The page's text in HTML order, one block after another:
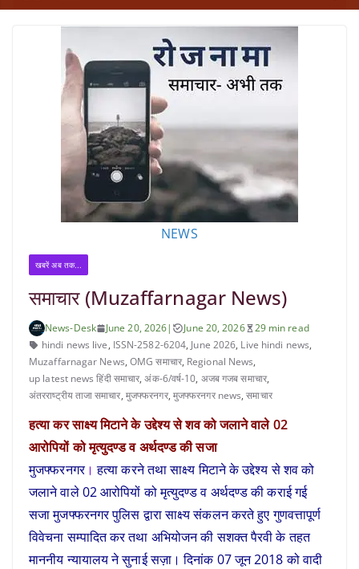
NEWS
खबरें अब तक...
समाचार (Muzaffarnagar News)
News-Desk June 20, 2026| June 20, 2026
29 min read
hindi news live, ISSN-2582-6204, June 2026, Live hindi news,
Muzaffarnagar News,OMG समाचार, Regional News,
up latest news हिंदी समाचार,अंक-6/वर्ष-10, अजब गजब समाचार,
अंतरराष्ट्रीय ताजा समाचार, मुजफ्फरनगर, मुजफ्फरनगर news,समाचार
हत्या कर साक्ष्य मिटाने के उद्देश्य से शव को जलाने वाले 02
आरोपियों को मृत्युदण्ड व अर्थदण्ड की सजा
मुजफ्फरनगर।हत्या करने तथा साक्ष्य मिटाने के उद्देश्य से शव को
जलाने वाले 02 आरोपियों को मृत्युदण्ड व अर्थदण्ड की कराई गई
सजा मुजफ्फरनगर पुलिस द्वारा साक्ष्य संकलन करते हुए गुणवत्तापूर्ण
विवेचना सम्पादित कर तथा अभियोजन की सशक्त पैरवी के तहत
माननीय न्यायालय ने सुनाई सज़ा। दिनांक 07 जून 2018 को वादी